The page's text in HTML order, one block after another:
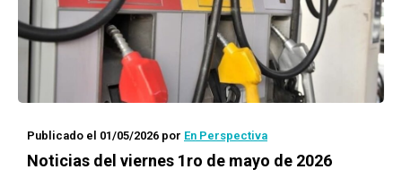
Publicado el 01/05/2026 por En Perspectiva
Noticias del viernes 1ro de mayo de 2026